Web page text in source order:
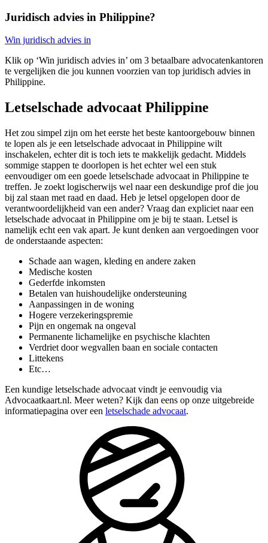
Juridisch advies in Philippine?
Win juridisch advies in
Klik op ‘Win juridisch advies in’ om 3 betaalbare advocatenkantoren
te vergelijken die jou kunnen voorzien van top juridisch advies in
Philippine.
Letselschade advocaat Philippine
Het zou simpel zijn om het eerste het beste kantoorgebouw binnen
te lopen als je een letselschade advocaat in Philippine wilt
inschakelen, echter dit is toch iets te makkelijk gedacht. Middels
sommige stappen te doorlopen is het echter wel een stuk
eenvoudiger om een goede letselschade advocaat in Philippine te
treffen. Je zoekt logischerwijs wel naar een deskundige prof die jou
bij zal staan met raad en daad. Heb je letsel opgelopen door de
verantwoordelijkheid van een ander? Vraag dan expliciet naar een
letselschade advocaat in Philippine om je bij te staan. Letsel is
namelijk echt een vak apart. Je kunt denken aan vergoedingen voor
de onderstaande aspecten:
Schade aan wagen, kleding en andere zaken
Medische kosten
Gederfde inkomsten
Betalen van huishoudelijke ondersteuning
Aanpassingen in de woning
Hogere verzekeringspremie
Pijn en ongemak na ongeval
Permanente lichamelijke en psychische klachten
Verdriet door wegvallen baan en sociale contacten
Littekens
Etc…
Een kundige letselschade advocaat vindt je eenvoudig via
Advocaatkaart.nl. Meer weten? Kijk dan eens op onze uitgebreide
informatiepagina over een letselschade advocaat.